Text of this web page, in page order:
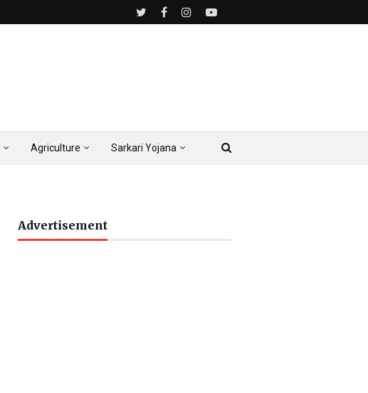
Agriculture Sarkari Yojana
Advertisement